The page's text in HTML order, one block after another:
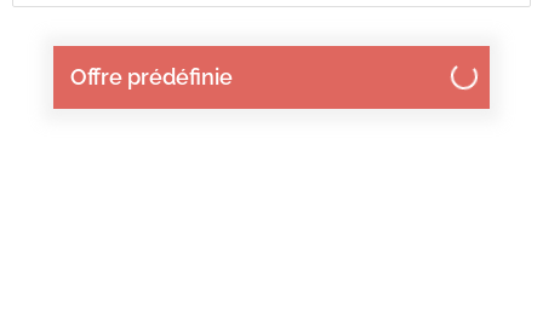
Offre prédéfinie